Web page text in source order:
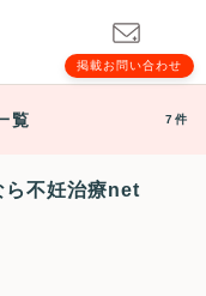
掲載お問い合わせ
覧 7件
ら不妊治療net